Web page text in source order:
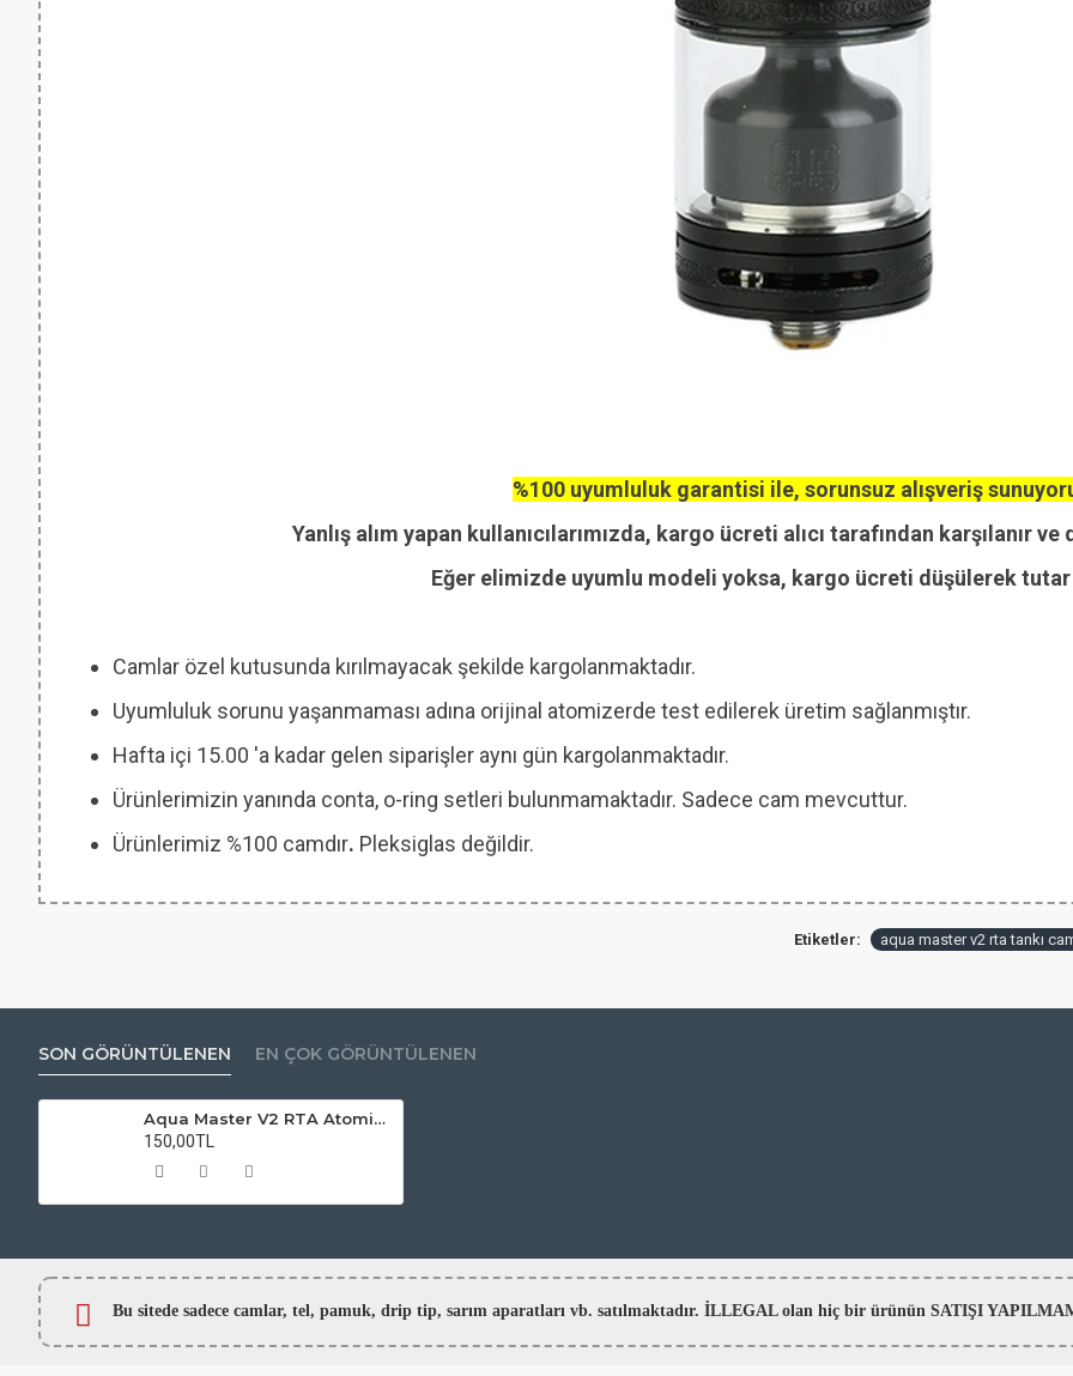
%100 uyumluluk garantisi ile, sorunsuz alışveriş
Yanlış alım yapan kullanıcılarımızda, kargo ücreti alıcı tarafından karşılanır
Eğer elimizde uyumlu modeli yoksa, kargo ücreti düşülerek
Camlar özel kutusunda kırılmayacak şekilde kargolanmaktadır.
Uyumluluk sorunu yaşanmaması adına orijinal atomizerde test edilerek üretim sağlanmıştır.
Hafta içi 15.00 'a kadar gelen siparişler aynı gün kargolanmaktadır.
Ürünlerimizin yanında conta, o-ring setleri bulunmamaktadır. Sadece cam mevcuttur.
Ürünlerimiz %100 camdır. Pleksiglas değildir.
Etiketler: aqua master v2 rta tankı
SON GÖRÜNTÜLENEN EN ÇOK GÖRÜNTÜLENEN
Aqua Master V2 RTA Atomizer Camı
150,00TL
Bu sitede sadece camlar, tel, pamuk, drip tip, sarım aparatları vb. satılmaktadır. İLLEGAL olan hiç bir ürünün SATIŞI